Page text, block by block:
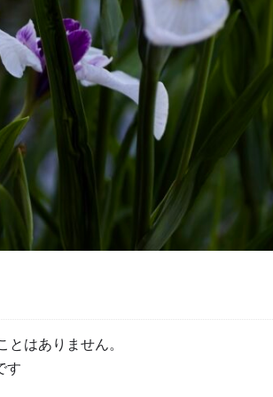
はありません。
す